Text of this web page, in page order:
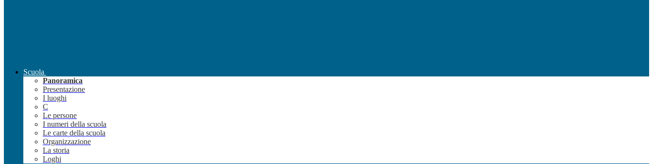
Scuola
Panoramica
Presentazione
I luoghi
C
Le persone
I numeri della scuola
Le carte della scuola
Organizzazione
La storia
Loghi